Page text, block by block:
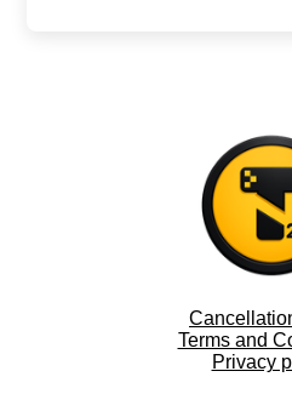
Terms and
Privacy